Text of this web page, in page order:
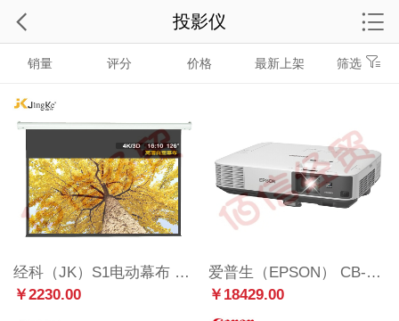
销量 评分 价格 最新上架 筛选
经科（JK）S1电动幕布 126英寸 16:10电动投影幕布 白塑投影机幕布 钢琴漆弧形外壳投影仪幕布
￥2230.00
爱普生（EPSON） CB-2265U 投影仪办公室 超高清 商用工程投影机 5500流明 官方标配
￥18429.00
投影仪